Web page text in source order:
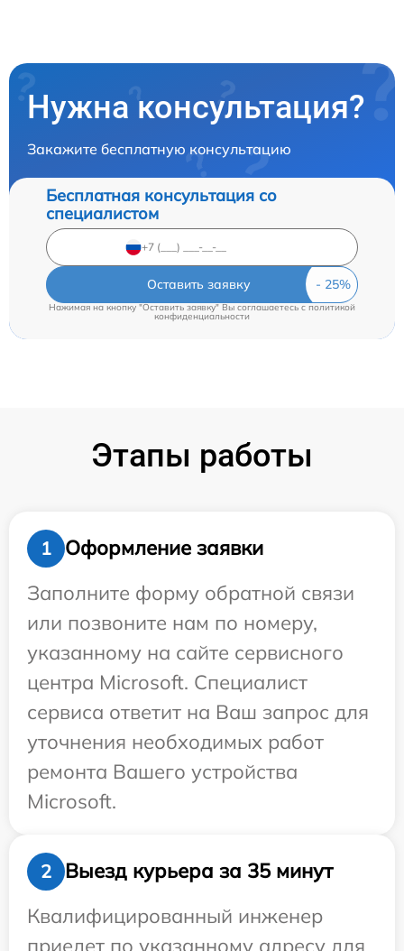
Нужна консультация?
Закажите бесплатную консультацию
Бесплатная консультация со
специалистом
Оставить заявку
Нажимая на кнопку "Оставить заявку" Вы соглашаетесь cполитикой
конфиденциальности
Этапы работы
1
Оформление заявки
Заполните форму обратной связи
или позвоните нам по номеру,
указанному на сайте сервисного
центра Microsoft. Специалист
сервиса ответит на Ваш запрос для
уточнения необходимых работ
ремонта Вашего устройства
Microsoft.
2
Выезд курьера за 35 минут
Квалифицированный инженер
приедет по указанному адресу для